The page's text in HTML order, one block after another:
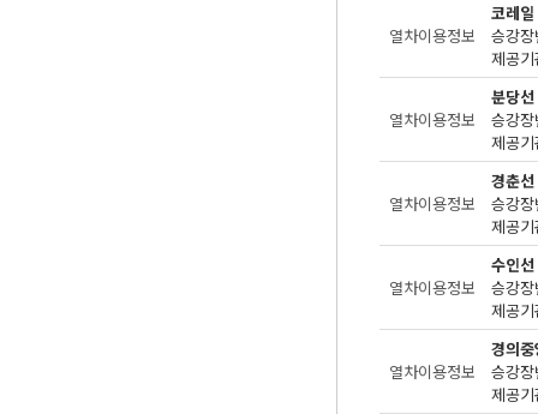
열차이용정보
코레
승강
제공
열차이용정보
분당
승강
제공
열차이용정보
경춘
승강
제공
열차이용정보
수인
승강
제공
열차이용정보
경의
승강
제공